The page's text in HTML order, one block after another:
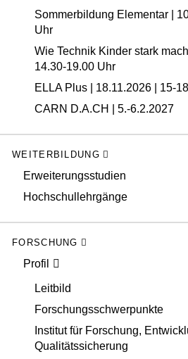
Sommerbildung Elementar |
Uhr
Wie Technik Kinder stark
14.30-19.00 Uhr
ELLA Plus | 18.11.2026 | 15-
CARN D.A.CH | 5.-6.2.2027
WEITERBILDUNG
Erweiterungsstudien
Hochschullehrgänge
FORSCHUNG
Profil
Leitbild
Forschungsschwerpunkte
Institut für Forschung,
Qualitätssicherung